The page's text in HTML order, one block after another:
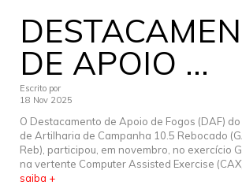
DE APOIO ...
Escrito por
18 Nov 2025
O Destacamento de Apoio de Fogos (DAF) do
de Artilharia de Campanha 10.5 Rebocado
Reb), participou, em novembro, no exercício
na vertente Computer Assisted Exercise (CAX),
saiba +